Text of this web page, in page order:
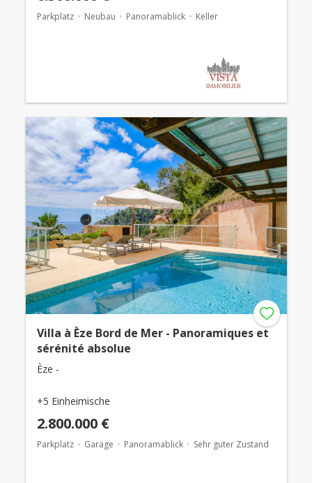
Parkplatz Neubau Panoramablick Keller
Villa à Èze Bord de Mer - Panoramiques et
sérénité absolue
Èze -
+5 Einheimische
2.800.000 €
Parkplatz Garage Panoramablick Sehr guter Zustand